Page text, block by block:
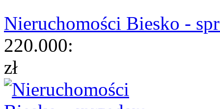
Nieruchomości Biesko -
220.000:
zł